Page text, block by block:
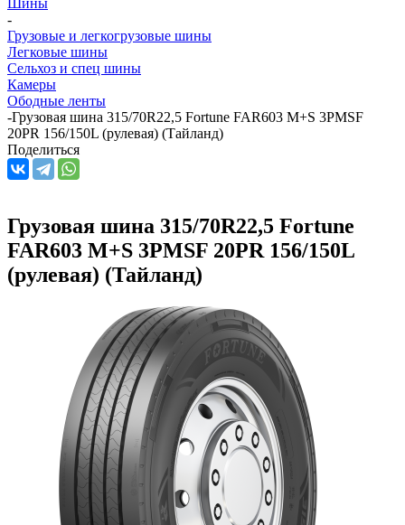
-
Грузовые и легкогрузовые шины
Легковые шины
Сельхоз и спец шины
Камеры
Ободные ленты
-Грузовая шина 315/70R22,5 Fortune FAR603 M+S 3PMSF
20PR 156/150L (рулевая) (Тайланд)
Поделиться
Грузовая шина 315/70R22,5 Fortune
FAR603 M+S 3PMSF 20PR 156/150L
(рулевая) (Тайланд)